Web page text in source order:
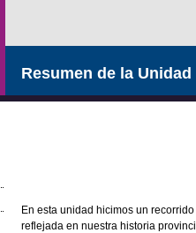
Resumen de la Unidad
En esta unidad hicimos un
reflejada en nuestra historia